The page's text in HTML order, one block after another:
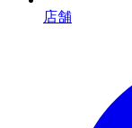
店舗